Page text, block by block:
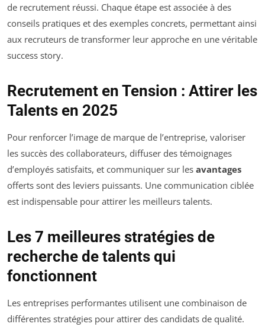
de recrutement réussi. Chaque étape est associée à des
conseils pratiques et des exemples concrets, permettant ainsi
aux recruteurs de transformer leur approche en une véritable
success story.
Recrutement en Tension : Attirer les
Talents en 2025
Pour renforcer l’image de marque de l’entreprise, valoriser
les succès des collaborateurs, diffuser des témoignages
d’employés satisfaits, et communiquer sur les avantages
offerts sont des leviers puissants. Une communication ciblée
est indispensable pour attirer les meilleurs talents.
Les 7 meilleures stratégies de
recherche de talents qui
fonctionnent
Les entreprises performantes utilisent une combinaison de
différentes stratégies pour attirer des candidats de qualité.